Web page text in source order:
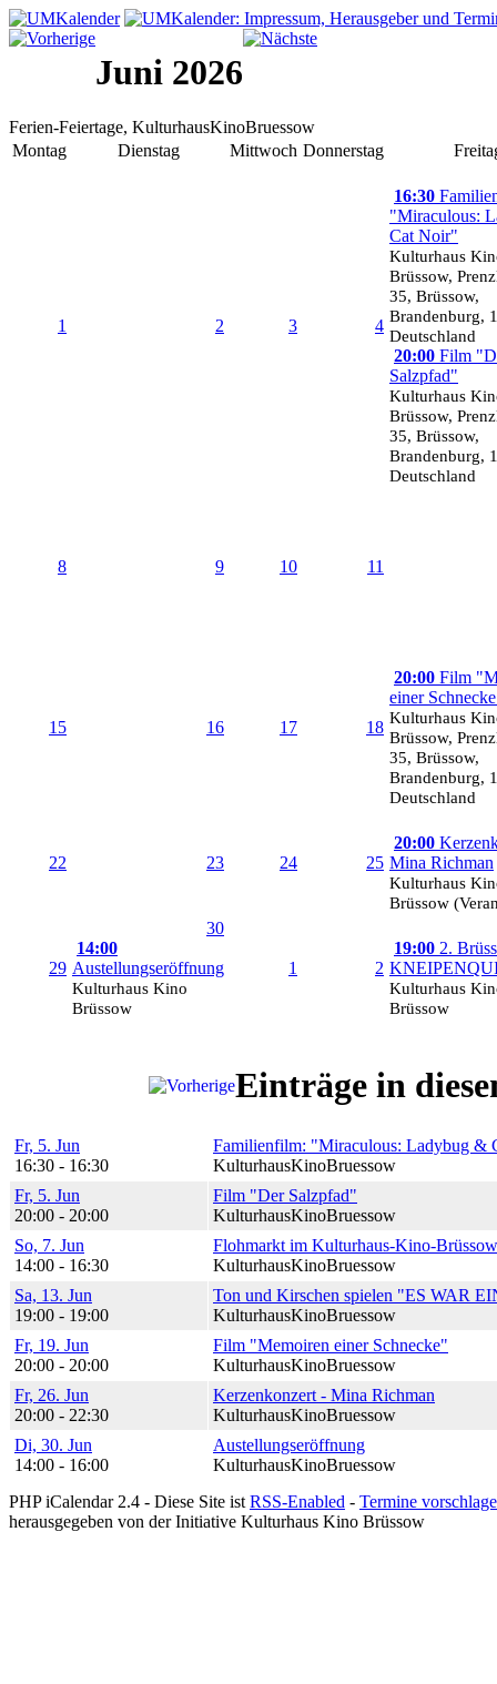
Juni 2026
Ferien-Feiertage, KulturhausKinoBruessow
Montag
Dienstag Mittwoch Donnerstag
1 2 3 4
16:30
"Miraculous:
Cat Noir"
Kulturhaus
Brüssow,
35, Brüssow,
Brandenburg,
Deutschland
20:00 Film
Salzpfad"
Kulturhaus
Brüssow,
35, Brüssow,
Brandenburg,
Deutschland
8 9 10 11
15 16 17 18
20:00 Film
einer
Kulturhaus
Brüssow,
35, Brüssow,
Brandenburg,
Deutschland
22 23 24 25
20:00
Mina Richman
Kulturhaus
Brüssow
29
30
14:00
Austellungseröffnung
Kulturhaus Kino
Brüssow
1 2
19:00 2.
Kulturhaus
Brüssow
Einträge in
Fr, 5. Jun
16:30 - 16:30
Familienfilm: "Miraculous: Ladybug &
KulturhausKinoBruessow
Fr, 5. Jun
20:00 - 20:00
Film "Der Salzpfad"
KulturhausKinoBruessow
So, 7. Jun
14:00 - 16:30
Flohmarkt im Kulturhaus-Kino-Brüssow
KulturhausKinoBruessow
Sa, 13. Jun
19:00 - 19:00
Ton und Kirschen spielen "ES WAR
KulturhausKinoBruessow
Fr, 19. Jun
20:00 - 20:00
Film "Memoiren einer Schnecke"
KulturhausKinoBruessow
Fr, 26. Jun
20:00 - 22:30
Kerzenkonzert - Mina Richman
KulturhausKinoBruessow
Di, 30. Jun
14:00 - 16:00
Austellungseröffnung
KulturhausKinoBruessow
PHP iCalendar 2.4 - Diese Site ist RSS-Enabled - Termine
herausgegeben von der Initiative Kulturhaus Kino Brüssow